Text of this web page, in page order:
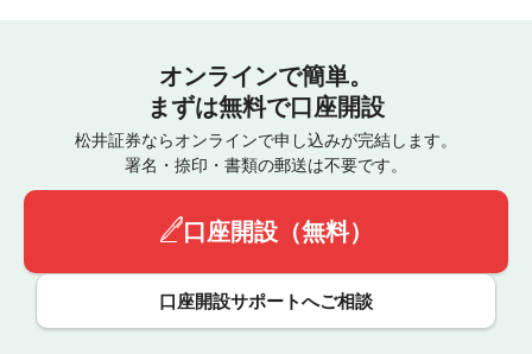
オンラインで簡単。
まずは無料で口座開設
松井証券ならオンラインで申し込みが完結します。
署名・捺印・書類の郵送は不要です。
口座開設（無料）
口座開設サポートへご相談